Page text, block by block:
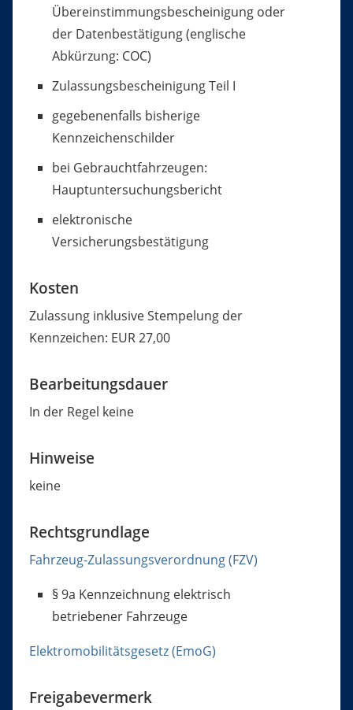
Übereinstimmungsbescheinigung oder
der Datenbestätigung (englische
Abkürzung: COC)
Zulassungsbescheinigung Teil I
gegebenenfalls bisherige
Kennzeichenschilder
bei Gebrauchtfahrzeugen:
Hauptuntersuchungsbericht
elektronische
Versicherungsbestätigung
Kosten
Zulassung inklusive Stempelung der
Kennzeichen: EUR 27,00
Bearbeitungsdauer
In der Regel keine
Hinweise
keine
Rechtsgrundlage
Fahrzeug-Zulassungsverordnung (FZV)
§ 9a Kennzeichnung elektrisch
betriebener Fahrzeuge
Elektromobilitätsgesetz (EmoG)
Freigabevermerk